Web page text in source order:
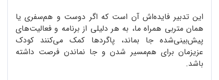
این تدبیر فایده‌اش آن است که اگر دوست و هم‌سفری یا
همان متربی همراه ما، به هر دلیلی از برنامه و فعالیت‌های
پیش‌بینی‌شده جا بماند، پاگردها کمک می‌کنند کودک
عزیزمان برای هم‌مسیر شدن و جا نماندن فرصت داشته
باشد.